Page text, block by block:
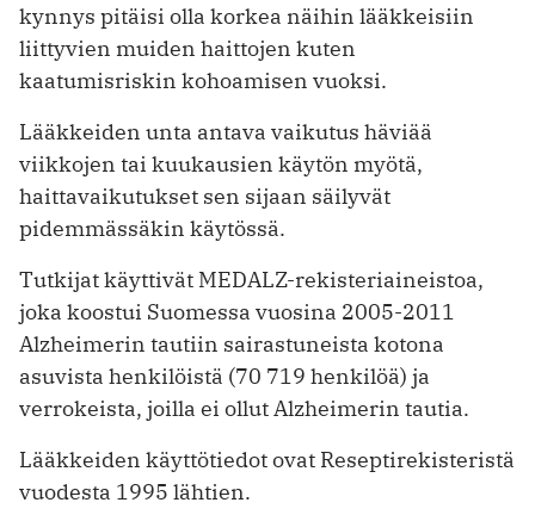
kynnys pitäisi olla korkea näihin lääkkeisiin
liittyvien muiden haittojen kuten
kaatumisriskin kohoamisen vuoksi.
Lääkkeiden unta antava vaikutus häviää
viikkojen tai kuukausien käytön myötä,
haittavaikutukset sen sijaan säilyvät
pidemmässäkin käytössä.
Tutkijat käyttivät MEDALZ-rekisteriaineistoa,
joka koostui Suomessa vuosina 2005-2011
Alzheimerin tautiin sairastuneista kotona
asuvista henkilöistä (70 719 henkilöä) ja
verrokeista, joilla ei ollut Alzheimerin tautia.
Lääkkeiden käyttötiedot ovat Reseptirekisteristä
vuodesta 1995 lähtien.